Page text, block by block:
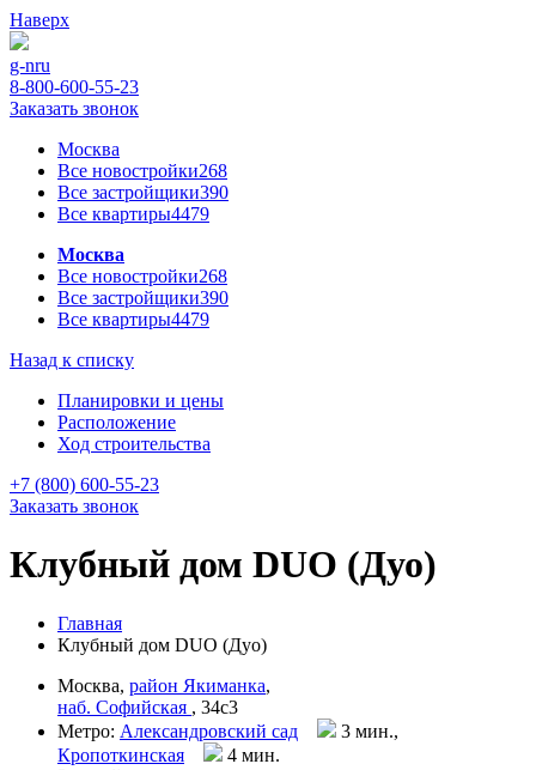
Наверх
g-nru
8-800-600-55-23
Заказать звонок
Москва
Все новостройки268
Все застройщики390
Все квартиры4479
Москва
Все новостройки268
Все застройщики390
Все квартиры4479
Назад к списку
Планировки и цены
Расположение
Ход строительства
+7 (800) 600-55-23
Заказать звонок
Клубный дом DUO (Дуо)
Главная
Клубный дом DUO (Дуо)
Москва, район Якиманка,
наб. Софийская , 34с3
Метро: Александровский сад
3 мин.,
Кропоткинская
4 мин.